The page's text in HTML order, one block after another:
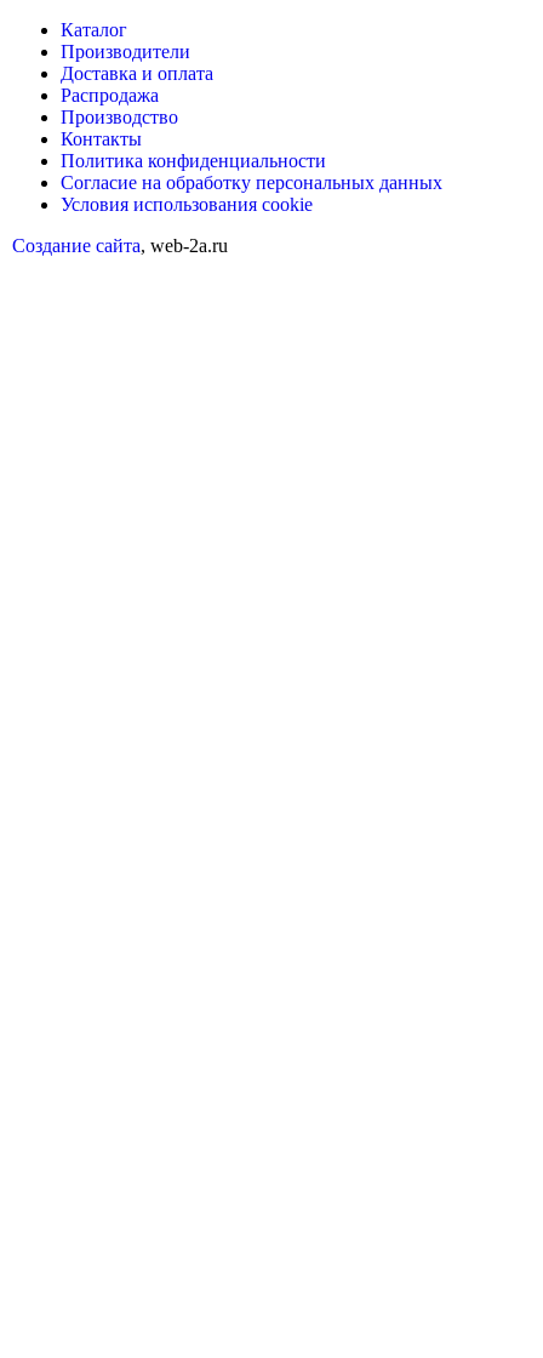
Каталог
Производители
Доставка и оплата
Распродажа
Производство
Контакты
Политика конфиденциальности
Согласие на обработку персональных данных
Условия использования cookie
Создание сайта, web-2a.ru